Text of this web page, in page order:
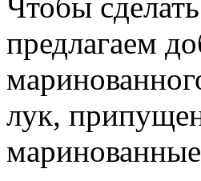
Чтобы
предлагаем
лук,